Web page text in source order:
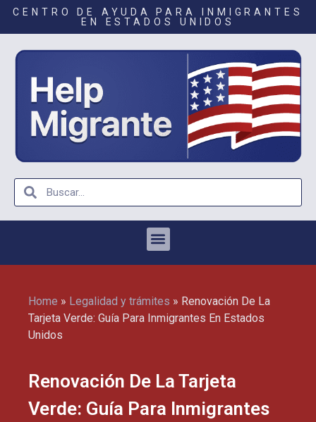
CENTRO DE AYUDA PARA INMIGRANTES
EN ESTADOS UNIDOS
Home » Legalidad y trámites » Renovación De La
Tarjeta Verde: Guía Para Inmigrantes En Estados
Unidos
Renovación De La Tarjeta
Verde: Guía Para Inmigrantes